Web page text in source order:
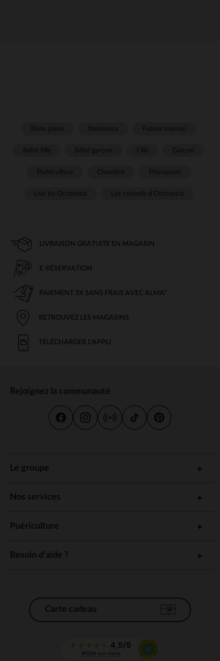
LIVRAISON GRATUITE EN MAGASIN
E-RÉSERVATION
PAIEMENT 3X SANS FRAIS AVEC ALMA*
RETROUVEZ LES MAGASINS
TÉLÉCHARGER L'APPLI
Rejoignez la communauté
Le groupe
Nos services
Puériculture
Besoin d'aide ?
Carte cadeau